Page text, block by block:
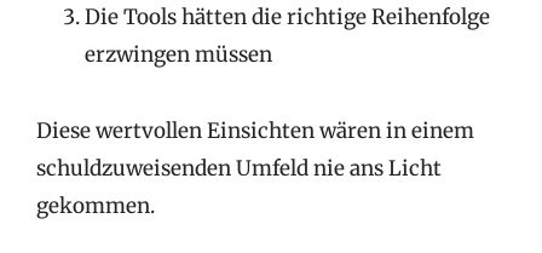
Die Tools hätten die richtige Reihenfolge
erzwingen müssen
Diese wertvollen Einsichten wären in einem
schuldzuweisenden Umfeld nie ans Licht
gekommen.